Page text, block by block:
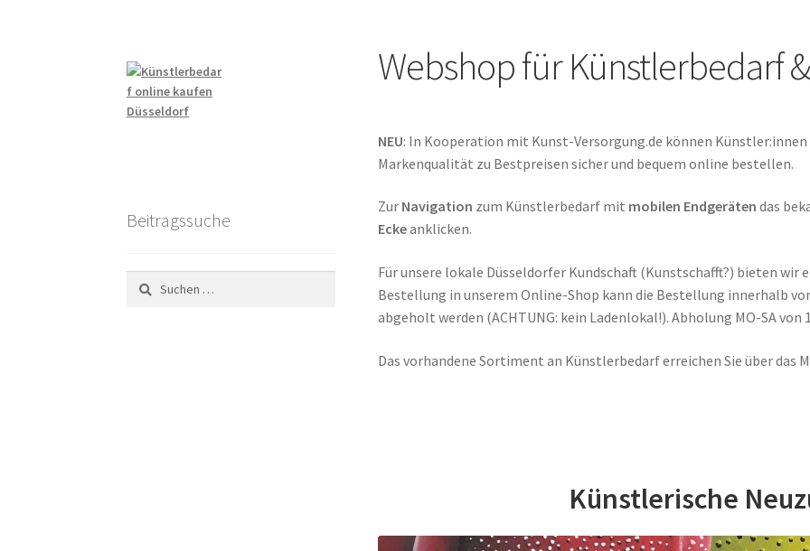
Webshop für Künstlerbedarf
NEU: In Kooperation mit Kunst-Versorgung.de können
Markenqualität zu Bestpreisen sicher und bequem online bestellen.
Zur Navigation zum Künstlerbedarf mit mobilen Endgeräten das
Eckeanklicken.
Für unsere lokale Düsseldorfer Kundschaft (Kunstschafft?) bieten wir
Bestellung in unserem Online-Shop kann die Bestellung innerhalb
abgeholt werden (ACHTUNG: kein Ladenlokal!). Abholung MO-SA von
Das vorhandene Sortiment an Künstlerbedarf erreichen Sie über das
Künstlerische
Beitragssuche
Suchen
nach: